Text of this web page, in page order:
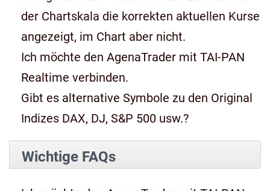
der Chartskala die korrekten aktuellen Kurse
angezeigt, im Chart aber nicht.
Ich möchte den AgenaTrader mit TAI-PAN
Realtime verbinden.
Gibt es alternative Symbole zu den Original
Indizes DAX, DJ, S&P 500 usw.?
Wichtige FAQs